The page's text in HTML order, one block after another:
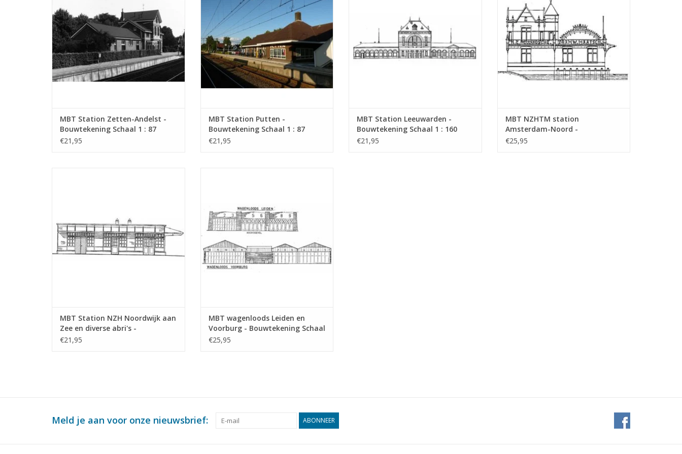
MBT Station Zetten-Andelst -
Bouwtekening Schaal 1 : 87
(30.00.006)
€21,95
MBT Station Putten -
Bouwtekening Schaal 1 : 87
(30.00.007)
€21,95
MBT Station Leeuwarden -
Bouwtekening Schaal 1 : 160
(30.00.008)
€21,95
MBT NZHTM station
Amsterdam-Noord -
Bouwtekening Schaal 1 : 128
€25,95
MBT Station NZH Noordwijk aan
Zee en diverse abri's -
Bouwtekening Schaal 1 : 64
€21,95
MBT wagenloods Leiden en
Voorburg - Bouwtekening Schaal
1 : 28 (30.00.012)
€25,95
Meld je aan voor onze nieuwsbrief: ABONNEER